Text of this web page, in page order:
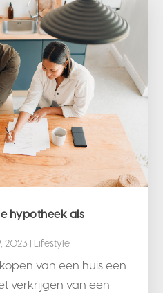
hypotheek als
2023 | Lifestyle
van een huis een
verkrijgen van een